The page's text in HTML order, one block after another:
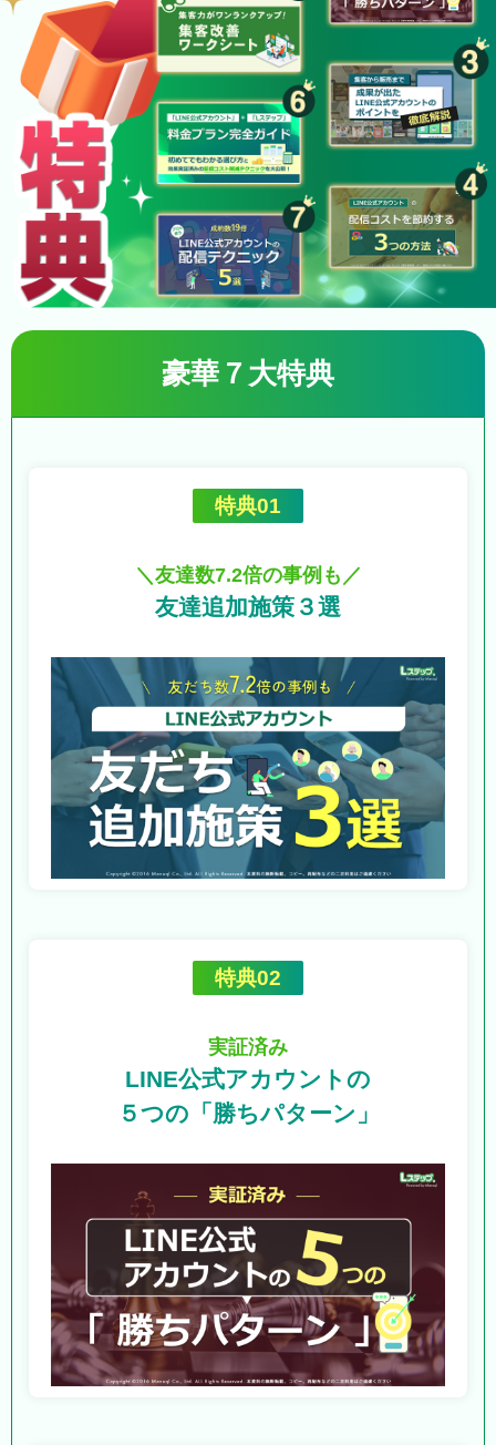
豪華７大特典
特典01
＼友達数7.2倍の事例も／
友達追加施策３選
特典02
実証済み
LINE公式アカウントの
５つの「勝ちパターン」